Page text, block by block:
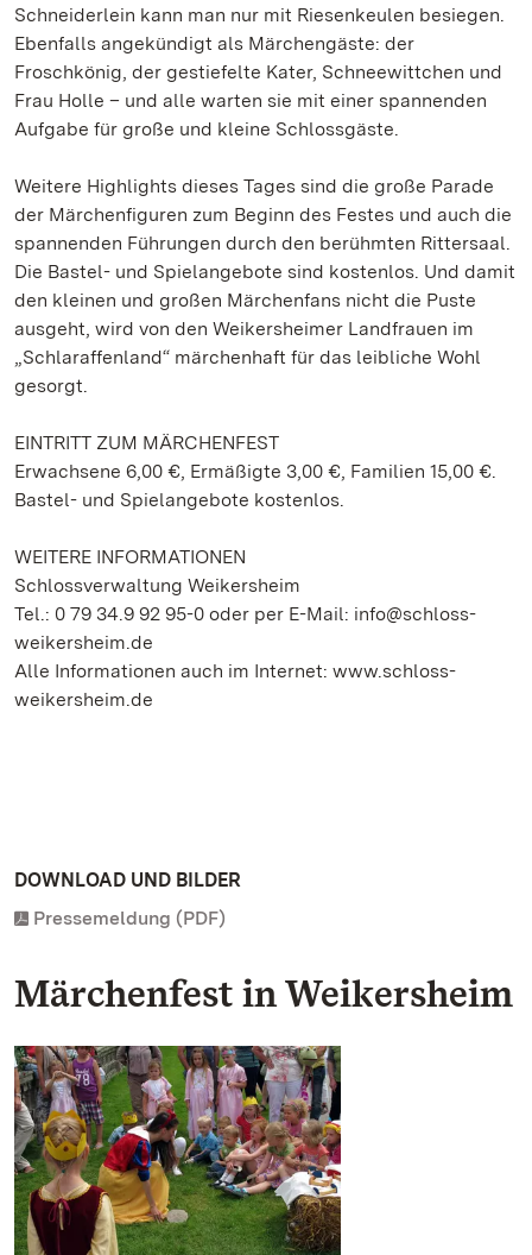
Schneiderlein kann man nur mit Riesenkeulen besiegen.
Ebenfalls angekündigt als Märchengäste: der
Froschkönig, der gestiefelte Kater, Schneewittchen und
Frau Holle – und alle warten sie mit einer spannenden
Aufgabe für große und kleine Schlossgäste.
Weitere Highlights dieses Tages sind die große Parade
der Märchenfiguren zum Beginn des Festes und auch die
spannenden Führungen durch den berühmten Rittersaal.
Die Bastel- und Spielangebote sind kostenlos. Und damit
den kleinen und großen Märchenfans nicht die Puste
ausgeht, wird von den Weikersheimer Landfrauen im
„Schlaraffenland“ märchenhaft für das leibliche Wohl
gesorgt.
EINTRITT ZUM MÄRCHENFEST
Erwachsene 6,00 €, Ermäßigte 3,00 €, Familien 15,00 €.
Bastel- und Spielangebote kostenlos.
WEITERE INFORMATIONEN
Schlossverwaltung Weikersheim
Tel.: 0 79 34.9 92 95-0 oder per E-Mail: info@schloss-
weikersheim.de
Alle Informationen auch im Internet: www.schloss-
weikersheim.de
DOWNLOAD UND BILDER
Pressemeldung (PDF)
Märchenfest in Weikersheim